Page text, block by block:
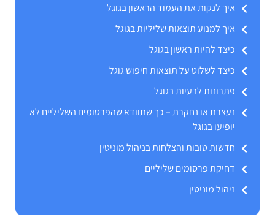
איך לנקות את העמוד הראשון בגוגל
איך למנוע תוצאות שליליות בגוגל
כיצד להיות ראשון בגוגל
כיצד לשלוט על תוצאות חיפוש גוגל
פתרונות לבעיות בגוגל
נעצרת או נחקרת – כך שתוודא שהפרסומים השליליים לא
יופיעו בגוגל
חדשות טובות והצלחות בניהול מוניטין
דחיקת פרסומים שליליים
ניהול מוניטין